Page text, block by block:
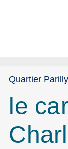
Quartier Parilly
le